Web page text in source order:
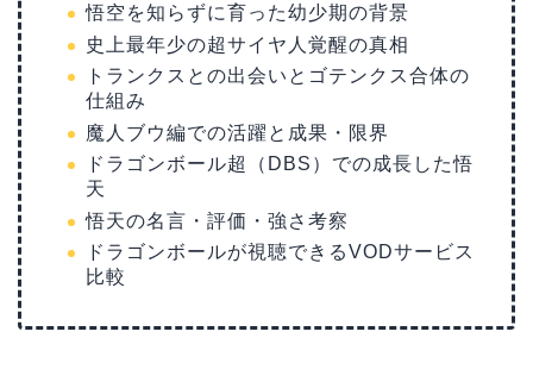
悟空を知らずに育った幼少期の背景
史上最年少の超サイヤ人覚醒の真相
トランクスとの出会いとゴテンクス合体の
仕組み
魔人ブウ編での活躍と成果・限界
ドラゴンボール超（DBS）での成長した悟
天
悟天の名言・評価・強さ考察
ドラゴンボールが視聴できるVODサービス
比較